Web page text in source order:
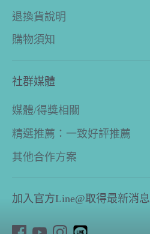
退換貨說明
購物須知
社群媒體
媒體/得獎相關
精選推薦：一致好評推薦
其他合作方案
加入官方Line@取得最新消息